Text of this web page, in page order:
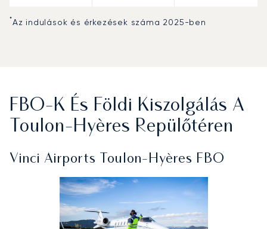
*Az indulások és érkezések száma 2025-ben
FBO-K És Földi Kiszolgálás A
Toulon-Hyères Repülőtéren
Vinci Airports Toulon-Hyères FBO